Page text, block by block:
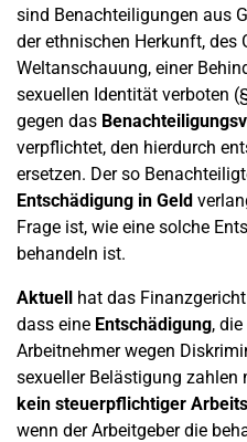
sind Benachteiligungen aus
der ethnischen Herkunft, des
Weltanschauung, einer
sexuellen Identität verboten
gegen das
verpflichtet, den hierdurch
ersetzen. Der so
Entschädigung in Geld
Frage ist, wie eine solche
behandeln ist.
Aktuell hat das
dass eine Entschädigung,
Arbeitnehmer wegen
sexueller Belästigung zahlen
kein steuerpflichtiger
wenn der Arbeitgeber die